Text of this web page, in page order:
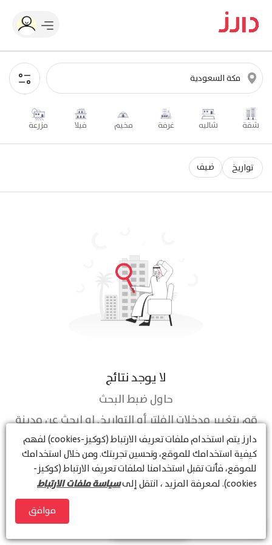
شقة شاليه غرفة مخيم فيلا مزرعة
تواريخ ضيف
لا يوجد نتائج
حاول ضبط البحث
قم بتغيير مدخلات الفلتر أو التواريخ. او ابحث عن مدينة
أو منطقة أخرى
دارز
يتم استخدام ملفات تعريف الارتباط (كوكيز-cookies) لفهم
كيفية استخدامك للموقع، وتحسين تجربتك. ومن خلال استخدامك
للموقع، فأنت تقبل استخدامنا لملفات تعريف الارتباط (كوكيز-
cookies). لمعرفة المزيد ، انتقل إلى
سياسة ملفات الارتباط
موافق